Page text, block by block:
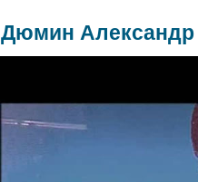
Дюмин Александр